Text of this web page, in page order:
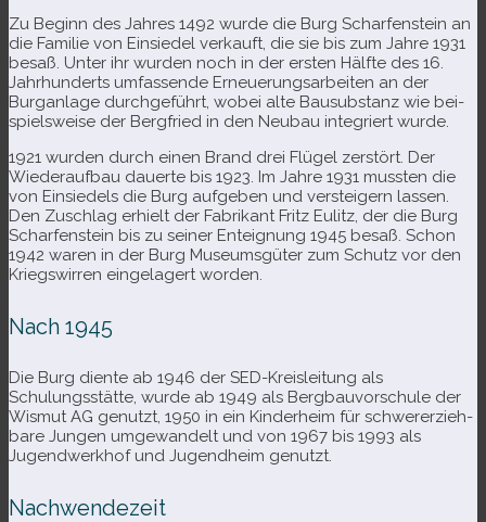
Zu Beginn des Jahres 1492 wurde die Burg Scharfenstein an
die Familie von Einsiedel ver­kauft, die sie bis zum Jahre 1931
besaß. Unter ihr wur­den noch in der ers­ten Hälfte des 16.
Jahrhunderts umfas­sende Erneuerungsarbeiten an der
Burganlage durch­ge­führt, wobei alte Bausubstanz wie bei­
spiels­weise der Bergfried in den Neubau inte­griert wurde.
1921 wur­den durch einen Brand drei Flügel zer­stört. Der
Wiederaufbau dau­erte bis 1923. Im Jahre 1931 muss­ten die
von Einsiedels die Burg auf­ge­ben und ver­stei­gern las­sen.
Den Zuschlag erhielt der Fabrikant Fritz Eulitz, der die Burg
Scharfenstein bis zu sei­ner Enteignung 1945 besaß. Schon
1942 waren in der Burg Museumsgüter zum Schutz vor den
Kriegswirren ein­ge­la­gert worden.
Nach 1945
Die Burg diente ab 1946 der SED-​Kreisleitung als
Schulungsstätte, wurde ab 1949 als Bergbauvorschule der
Wismut AG genutzt, 1950 in ein Kinderheim für schwer­erzieh­
bare Jungen umge­wan­delt und von 1967 bis 1993 als
Jugendwerkhof und Jugendheim genutzt.
Nachwendezeit